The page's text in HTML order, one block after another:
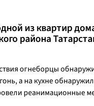
из квартир
района
огнеборцы
а на кухне
реанимационные